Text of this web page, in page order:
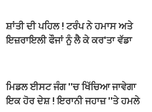
ਸ਼ਾਂਤੀ ਦੀ ਪਹਿਲ ! ਟਰੰਪ ਨੇ ਹਮਾਸ ਅਤੇ
ਇਜ਼ਰਾਇਲੀ ਫੌਜਾਂ ਨੂੰ ਲੈ ਕੇ ਕਰ'ਤਾ ਵੱਡਾ
ਮਿਡਲ ਈਸਟ ਜੰਗ ''ਚ ਖਿੱਚਿਆ ਜਾਵੇਗਾ
ਇਕ ਹੋਰ ਦੇਸ਼ ! ਇਰਾਨੀ ਜਹਾਜ਼ ''ਤੇ ਹਮਲੇ